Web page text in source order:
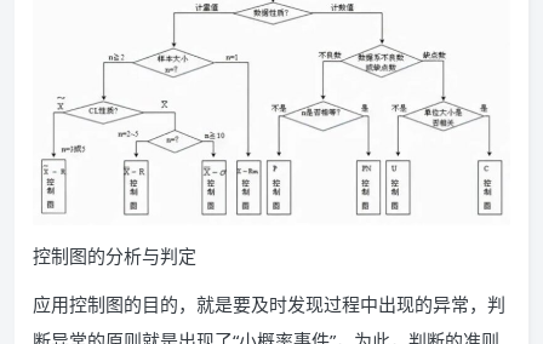
控制图的分析与判定
应用控制图的目的，就是要及时发现过程中出现的异常，判